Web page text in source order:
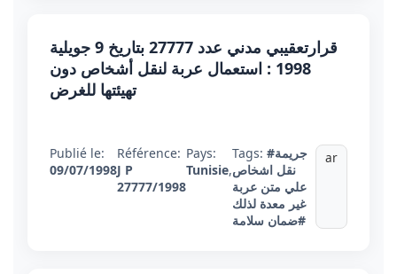
قرارتعقيبي مدني عدد 27777 بتاريخ 9 جويلية
1998 : استعمال عربة لنقل أشخاص دون
تهيئتها للغرض
Publié le:
09/07/1998
Référence:
J P
27777/1998
Pays:
Tunisie,
Tags: #جريمة
نقل اشخاص
علي متن عربة
غير معدة لذلك
#ضمان سلامة
ar